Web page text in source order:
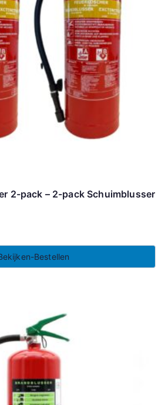
2-pack – 2-pack Schuimblusser
Bestellen